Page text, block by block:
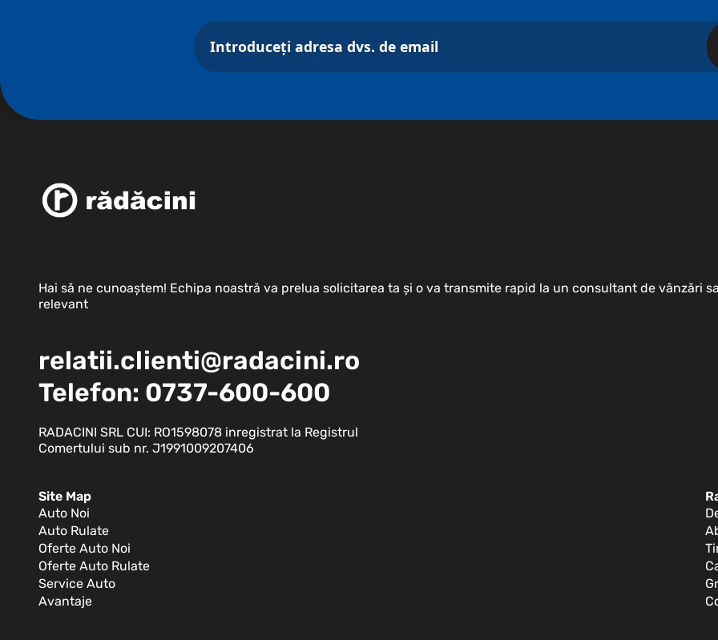
Hai să ne cunoaștem! Echipa noastră va prelua solicitarea ta și o va transmite rapid la un consultant de vânzări
relevant
Site Map
Auto Noi
Auto Rulate
Oferte Auto Noi
Oferte Auto Rulate
Service Auto
Avantaje
relatii.clienti@radacini.ro
Telefon: 0737-600-600
RADACINI SRL CUI: RO1598078 inregistrat la Registrul
Comertului sub nr. J1991009207406